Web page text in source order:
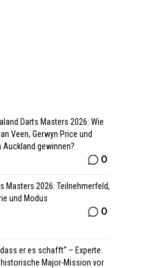
Darts Masters 2026: Wie
Veen, Gerwyn Price und
gewinnen?
0
Masters 2026: Teilnehmerfeld,
und Modus
0
er es schafft“ – Experte
Major-Mission vor